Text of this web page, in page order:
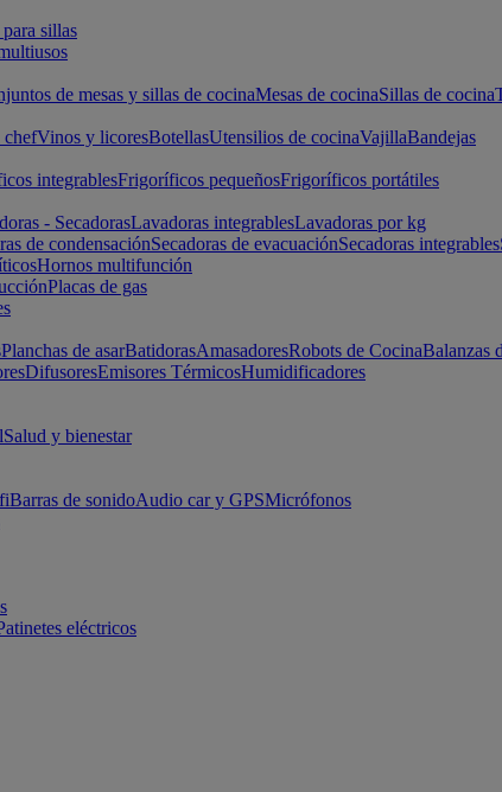
sillas
de mesas y sillas de cocinaMesas de cocinaSillas de cocina
chefVinos y licoresBotellasUtensilios de cocinaVajillaBandejas
integrablesFrigoríficos pequeñosFrigoríficos portátiles
- SecadorasLavadoras integrablesLavadoras por kg
de condensaciónSecadoras de evacuaciónSecadoras integrables
Hornos multifunción
Placas de gas
Planchas de asarBatidorasAmasadoresRobots de CocinaBalanzas
DifusoresEmisores TérmicosHumidificadores
Salud y bienestar
Barras de sonidoAudio car y GPSMicrófonos
eléctricos